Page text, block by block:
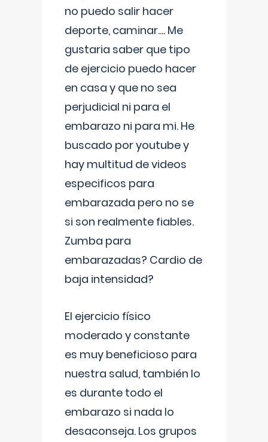
no puedo salir hacer
deporte, caminar.... Me
gustaria saber que tipo
de ejercicio puedo hacer
en casa y que no sea
perjudicial ni para el
embarazo ni para mi. He
buscado por youtube y
hay multitud de videos
especificos para
embarazada pero no se
si son realmente fiables.
Zumba para
embarazadas? Cardio de
baja intensidad?
El ejercicio físico
moderado y constante
es muy beneficioso para
nuestra salud, también lo
es durante todo el
embarazo si nada lo
desaconseja. Los grupos